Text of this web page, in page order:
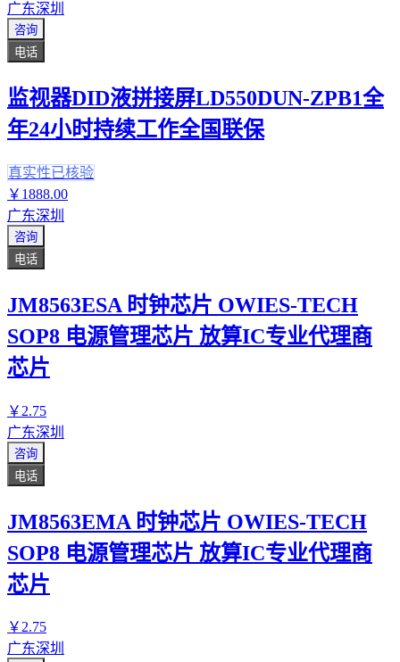
广东深圳
咨询
电话
监视器DID液拼接屏LD550DUN-ZPB1全
年24小时持续工作全国联保
真实性已核验
￥ 1888.00
广东深圳
咨询
电话
JM8563ESA 时钟芯片 OWIES-TECH
SOP8 电源管理芯片 放算IC专业代理商
芯片
￥ 2.75
广东深圳
咨询
电话
JM8563EMA 时钟芯片 OWIES-TECH
SOP8 电源管理芯片 放算IC专业代理商
芯片
￥2.75
广东深圳